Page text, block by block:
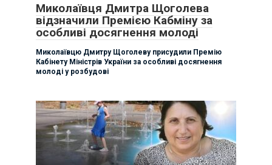
Миколаївця Дмитра Щоголева
відзначили Премією Кабміну за
особливі досягнення молоді
Миколаївцю Дмитру Щоголеву присудили Премію
Кабінету Міністрів України за особливі досягнення
молоді у розбудові